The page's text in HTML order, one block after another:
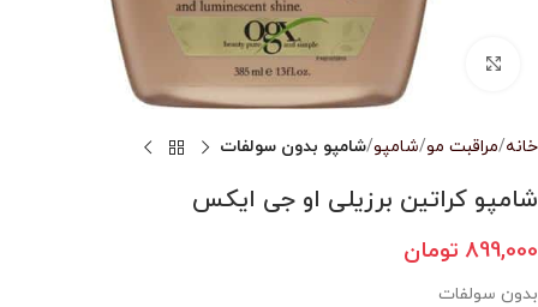
بزرگنمایی تصویر
خانه مراقبت مو شامپو شامپو بدون سولفات
شامپو کراتین برزیلی او جی ایکس
899,000 تومان
بدون سولفات